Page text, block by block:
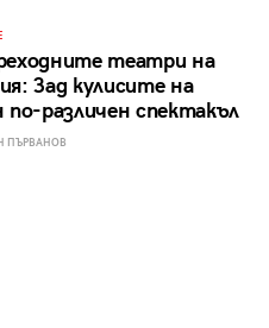
театри на
Зад кулисите на
по-различен спектакъл
ПЪРВАНОВ